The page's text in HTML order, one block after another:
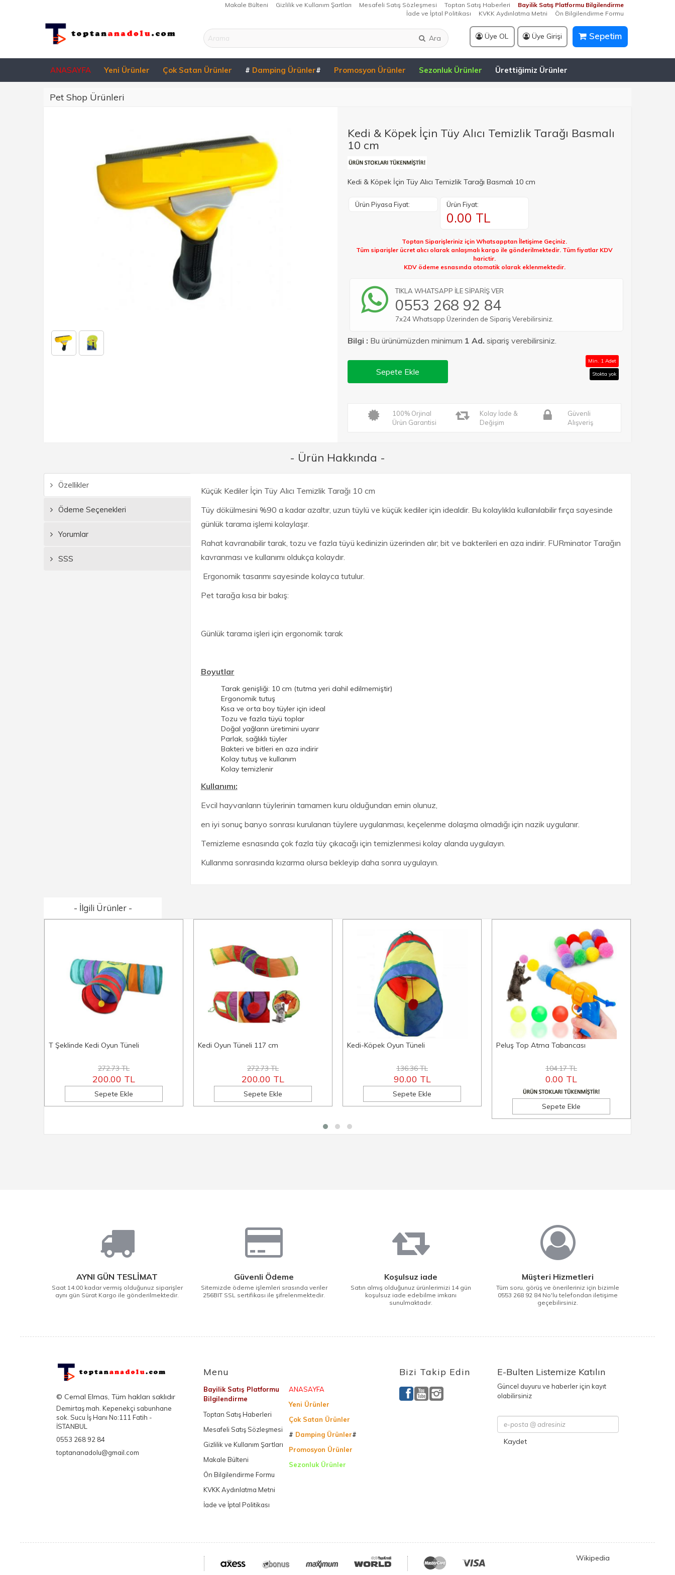
Bayilik Satış Platformu Bilgilendirme
Toptan Satış Haberleri
Mesafeli Satış Sözleşmesi
Gizlilik ve Kullanım Şartları
Makale Bülteni
Ön Bilgilendirme Formu
KVKK Aydınlatma Metni
İade ve İptal Politikası
Ara Üye OL Üye Girişi Sepetim
ANASAYFA Yeni Ürünler Çok Satan Ürünler # Damping Ürünler# Promosyon Ürünler Sezonluk Ürünler Ürettiğimiz Ürünler
Pet Shop Ürünleri
Kedi & Köpek İçin Tüy Alıcı Temizlik Tarağı Basmalı
10 cm
Kedi & Köpek İçin Tüy Alıcı Temizlik Tarağı Basmalı 10 cm
Ürün Piyasa Fiyat: Ürün Fiyat:
0.00 TL
Toptan Siparişleriniz için Whatsapptan İletişime Geçiniz.
Tüm siparişler ücret alıcı olarak anlaşmalı kargo ile gönderilmektedir. Tüm fiyatlar KDV
harictir.
KDV ödeme esnasında otomatik olarak eklenmektedir.
TIKLA WHATSAPP İLE SİPARİŞ VER
0553 268 92 84
7x24 Whatsapp Üzerinden de Sipariş Verebilirsiniz.
Bilgi : Bu ürünümüzden minimum 1 Ad. sipariş verebilirsiniz.
Sepete Ekle
Min. 1 Adet
Stokta yok
100% Orjinal
Ürün Garantisi
Kolay İade &
Değişim
Güvenli
Alışveriş
- Ürün Hakkında -
Özellikler
Ödeme Seçenekleri
Yorumlar
SSS
Küçük Kediler İçin Tüy Alıcı Temizlik Tarağı 10 cm
Tüy dökülmesini %90 a kadar azaltır, uzun tüylü ve küçük kediler için idealdir. Bu kolaylıkla kullanılabilir fırça sayesinde
günlük tarama işlemi kolaylaşır.
Rahat kavranabilir tarak, tozu ve fazla tüyü kedinizin üzerinden alır; bit ve bakterileri en aza indirir. FURminator Tarağın
kavranması ve kullanımı oldukça kolaydır.
Ergonomik tasarımı sayesinde kolayca tutulur.
Pet tarağa kısa bir bakış:
Günlük tarama işleri için ergonomik tarak
Boyutlar
Tarak genişliği: 10 cm (tutma yeri dahil edilmemiştir)
Ergonomik tutuş
Kısa ve orta boy tüyler için ideal
Tozu ve fazla tüyü toplar
Doğal yağların üretimini uyarır
Parlak, sağlıklı tüyler
Bakteri ve bitleri en aza indirir
Kolay tutuş ve kullanım
Kolay temizlenir
Kullanımı:
Evcil hayvanların tüylerinin tamamen kuru olduğundan emin olunuz,
en iyi sonuç banyo sonrası kurulanan tüylere uygulanması, keçelenme dolaşma olmadığı için nazik uygulanır.
Temizleme esnasında çok fazla tüy çıkacağı için temizlenmesi kolay alanda uygulayın.
Kullanma sonrasında kızarma olursa bekleyip daha sonra uygulayın.
- İlgili Ürünler -
T Şeklinde Kedi Oyun Tüneli
272.73 TL
200.00 TL
Sepete Ekle
Kedi Oyun Tüneli 117 cm
272.73 TL
200.00 TL
Sepete Ekle
Kedi-Köpek Oyun Tüneli
136.36 TL
90.00 TL
Sepete Ekle
Peluş Top Atma Tabancası
104.17 TL
0.00 TL
Sepete Ekle
AYNI GÜN TESLİMAT
Saat 14:00 kadar vermiş olduğunuz siparişler
aynı gün Sürat Kargo ile gönderilmektedir.
Güvenli Ödeme
Sitemizde ödeme işlemleri srasında veriler
256BIT SSL sertifikası ile şifrelenmektedir.
Koşulsuz iade
Satın almış olduğunuz ürünlerimizi 14 gün
koşulsuz iade edebilme imkanı
sunulmaktadır.
Müşteri Hizmetleri
Tüm soru, görüş ve önerileriniz için bizimle
0553 268 92 84 No'lu telefondan iletişime
geçebilirsiniz.
© Cemal Elmas, Tüm hakları saklıdır
Demirtaş mah. Kepenekçi sabunhane
sok. Sucu İş Hanı No:111 Fatih -
İSTANBUL
0553 268 92 84
toptananadolu@gmail.com
Menu
Bayilik Satış Platformu
Bilgilendirme
Toptan Satış Haberleri
Mesafeli Satış Sözleşmesi
Gizlilik ve Kullanım Şartları
Makale Bülteni
Ön Bilgilendirme Formu
KVKK Aydınlatma Metni
İade ve İptal Politikası
ANASAYFA
Yeni Ürünler
Çok Satan Ürünler
# Damping Ürünler#
Promosyon Ürünler
Sezonluk Ürünler
Bizi Takip Edin E-Bulten Listemize Katılın
Güncel duyuru ve haberler için kayıt
olabilirsiniz
Kaydet
Wikipedia